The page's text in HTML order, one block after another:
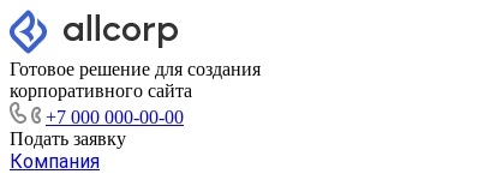
Готовое решение для создания
корпоративного сайта
+7 000 000-00-00
Подать заявку
Компания